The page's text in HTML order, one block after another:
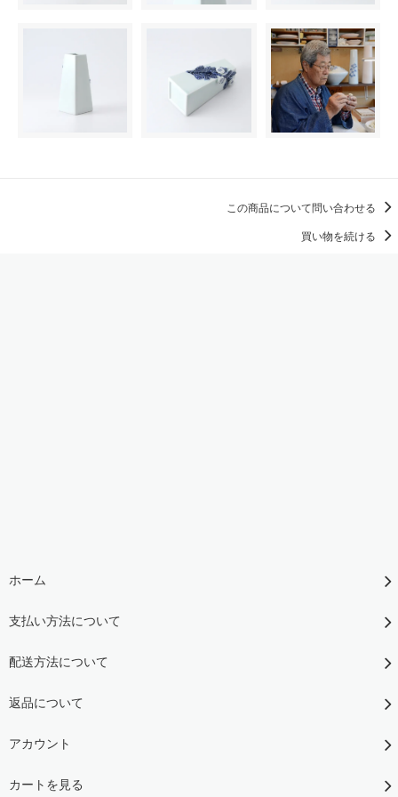
この商品について問い合わせる
買い物を続ける
ホーム
支払い方法について
配送方法について
返品について
アカウント
カートを見る